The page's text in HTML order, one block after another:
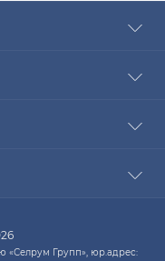
«Селрум Групп», юр.адрес: